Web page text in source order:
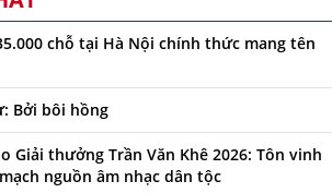
chỗ tại Hà Nội chính thức mang tên
Bởi bôi hồng
Giải thưởng Trần Văn Khê 2026: Tôn vinh
nguồn âm nhạc dân tộc